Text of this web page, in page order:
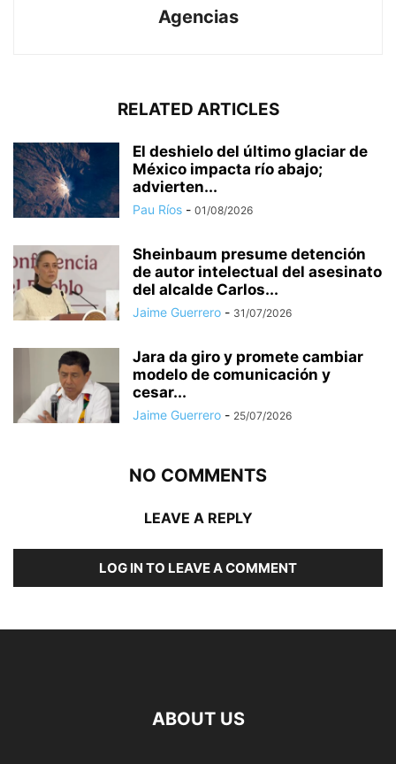
Agencias
RELATED ARTICLES
El deshielo del último glaciar de
México impacta río abajo;
advierten...
Pau Ríos - 01/08/2026
Sheinbaum presume detención
de autor intelectual del asesinato
del alcalde Carlos...
Jaime Guerrero - 31/07/2026
Jara da giro y promete cambiar
modelo de comunicación y
cesar...
Jaime Guerrero - 25/07/2026
NO COMMENTS
LEAVE A REPLY
LOG IN TO LEAVE A COMMENT
ABOUT US